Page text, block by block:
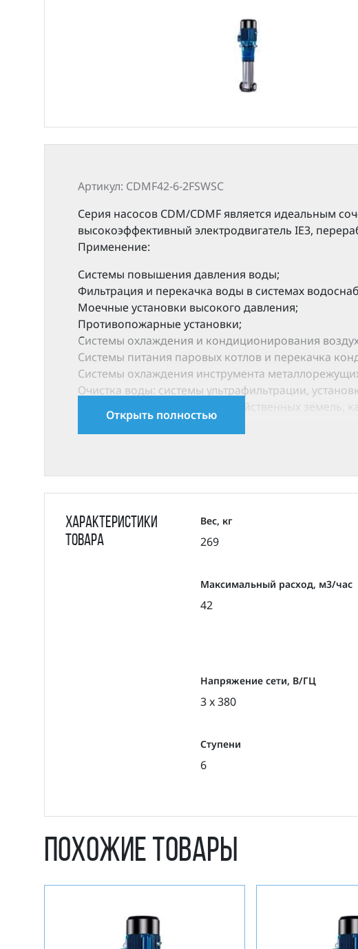
Артикул: CDMF42-6-2FSWSC
Серия насосов CDM/CDMF является идеальным
высокоэффективный электродвигатель IE3,
Применение:
Системы повышения давления воды;
Фильтрация и перекачка воды в системах
Моечные установки высокого давления;
Противопожарные установки;
Cистемы охлаждения и кондиционирования
Системы питания паровых котлов и перекачка
Системы охлаждения инструмента
Очистка воды: системы ультрафильтрации,
Орошение: полив сельскохозяйственных земель,
Открыть полностью
Характеристики
товара
Вес, кг
269
Максимальный расход, м3/час
42
Напряжение сети, В/ГЦ
3 x 380
Ступени
6
Похожие товары